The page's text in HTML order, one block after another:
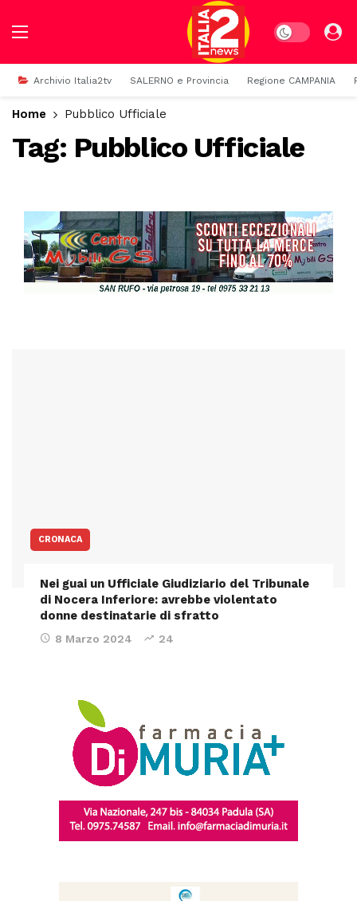
Dark mode
Archivio Italia2tv SALERNO e Provincia Regione CAMPANIA
Home Pubblico Ufficiale
Tag: Pubblico Ufficiale
CRONACA
Nei guai un Ufficiale Giudiziario del Tribunale
di Nocera Inferiore: avrebbe violentato
donne destinatarie di sfratto
8 Marzo 2024 24